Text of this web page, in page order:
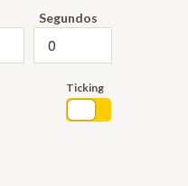
Segundos
Ticking